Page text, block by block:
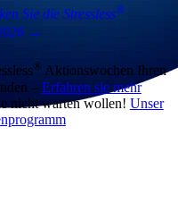
Sie die Stressless®
→
® Aktionswochen Ihren
– Erfahren sie mehr
nicht warten wollen! Unser